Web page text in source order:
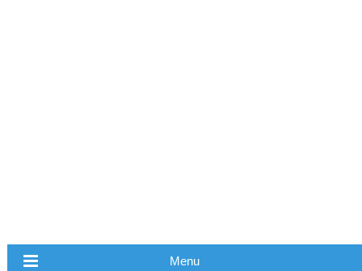
Menu